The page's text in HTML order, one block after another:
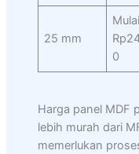
25 mm
Mulai
0
Harga panel MDF
lebih murah dari
memerlukan